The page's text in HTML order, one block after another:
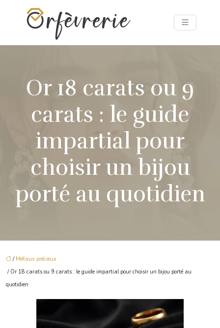
Or 18 carats ou 9
carats : le guide
impartial pour
choisir un bijou
porté au quotidien
/ Métaux précieux
/ Or 18 carats ou 9 carats : le guide impartial pour choisir un bijou porté au
quotidien